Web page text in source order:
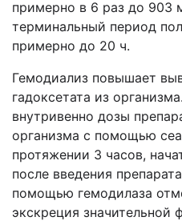
примерно в 6 раз до 903
терминальный период
примерно до 20 ч.
Гемодиализ повышает
гадоксетата из
внутривенно дозы
организма с помощью
протяжении 3 часов,
после введения
помощью гемодилаза
экскреция значительной